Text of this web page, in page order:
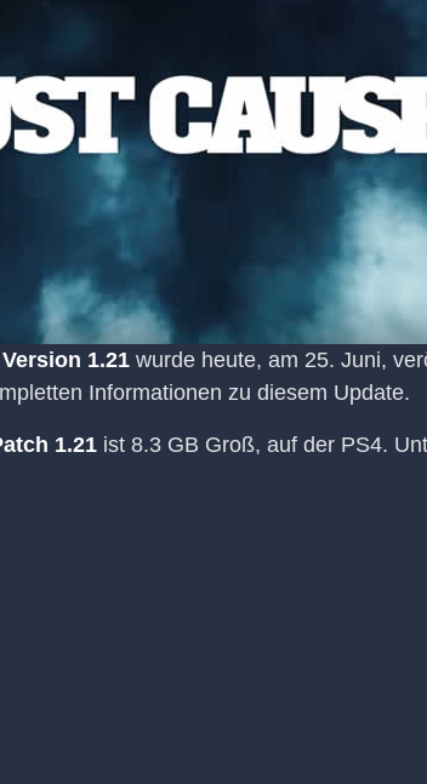
1.21 wurde heute, am 25. Juni,
Informationen zu diesem Update.
1.21 ist 8.3 GB Groß, auf der PS4.